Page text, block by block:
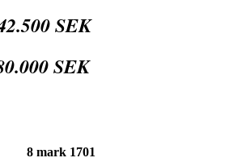
SEK
SEK
8 mark 1701